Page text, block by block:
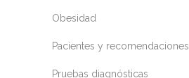
Obesidad
Pacientes y recomendaciones
Pruebas diagnósticas